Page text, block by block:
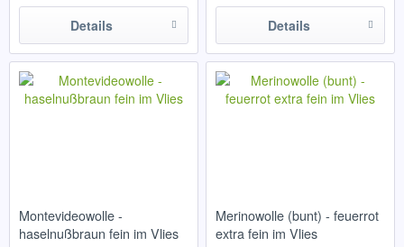
Details Details
Montevideowolle -
haselnußbraun fein im Vlies
Merinowolle (bunt) - feuerrot
extra fein im Vlies